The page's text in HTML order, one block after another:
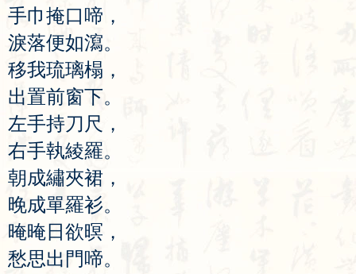
手巾掩口啼 ，
淚落便如瀉。
移我琉璃榻 ，
出置前窗下。
左手持刀 尺 ，
右手執綾羅。
朝成繡夾裙 ，
晚成單羅衫。
晻晻日 欲暝 ，
愁思出 門啼。